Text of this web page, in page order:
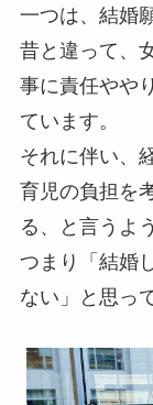
一つは、結婚
昔と違って、
事に責任やや
ています。
それに伴い、
育児の負担を
る、と言うよ
つまり「結婚
ない」と思っ